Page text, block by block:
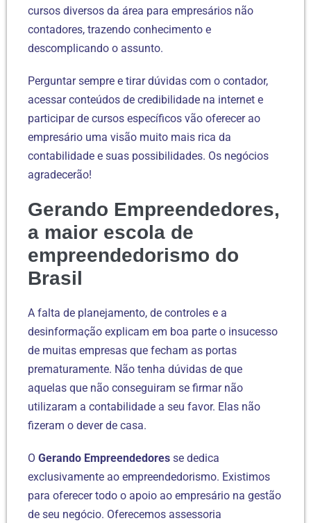
cursos diversos da área para empresários não
contadores, trazendo conhecimento e
descomplicando o assunto.
Perguntar sempre e tirar dúvidas com o contador,
acessar conteúdos de credibilidade na internet e
participar de cursos específicos vão oferecer ao
empresário uma visão muito mais rica da
contabilidade e suas possibilidades. Os negócios
agradecerão!
Gerando Empreendedores,
a maior escola de
empreendedorismo do
Brasil
A falta de planejamento, de controles e a
desinformação explicam em boa parte o insucesso
de muitas empresas que fecham as portas
prematuramente. Não tenha dúvidas de que
aquelas que não conseguiram se firmar não
utilizaram a contabilidade a seu favor. Elas não
fizeram o dever de casa.
O Gerando Empreendedores se dedica
exclusivamente ao empreendedorismo. Existimos
para oferecer todo o apoio ao empresário na gestão
de seu negócio. Oferecemos assessoria